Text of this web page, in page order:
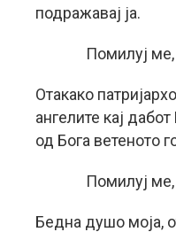
подражавај ја.
Помилуј
Отакако
ангелите кај
од Бога ветеното
Помилуј
Бедна душо моја,